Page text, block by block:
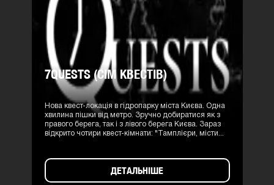
7QUESTS (СІМ КВЕСТІВ)
Нова квест-локація в гідропарку міста Києва. Одна
хвилина пішки від метро. Зручно добиратися як з
правого берега, так і з лівого берега Києва. Зараз
відкрито чотири квест-кімнати: "Тамплієри, місти...
ДЕТАЛЬНІШЕ